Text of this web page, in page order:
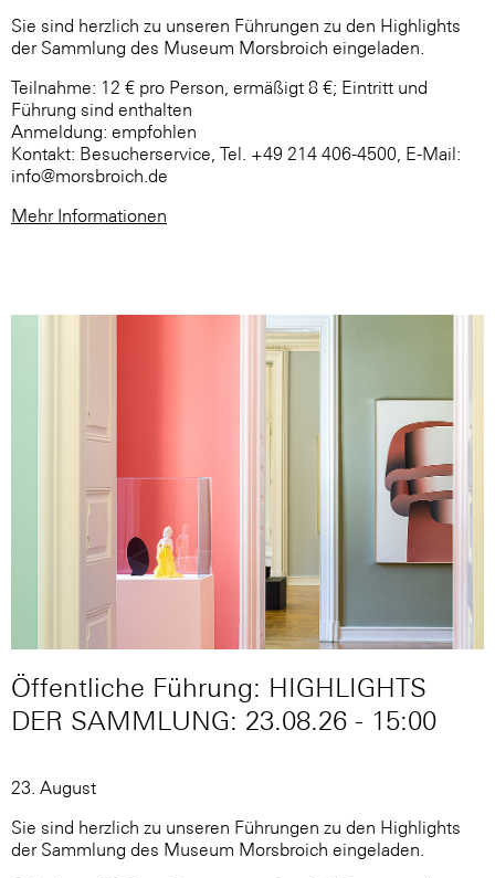
Sie sind herzlich zu unseren Führungen zu den Highlights
der Sammlung des Museum Morsbroich eingeladen.
Teilnahme: 12 € pro Person, ermäßigt 8 €; Eintritt und
Führung sind enthalten
Anmeldung: empfohlen
Kontakt: Besucherservice, Tel. +49 214 406-4500, E-Mail:
info@morsbroich.de
Mehr Informationen
Öffentliche Führung: HIGHLIGHTS
DER SAMMLUNG: 23.08.26 - 15:00
23. August
Sie sind herzlich zu unseren Führungen zu den Highlights
der Sammlung des Museum Morsbroich eingeladen.